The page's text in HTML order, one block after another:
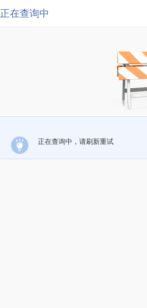
正在查询中
正在查询中，请刷新重试